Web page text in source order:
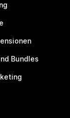
Bundles